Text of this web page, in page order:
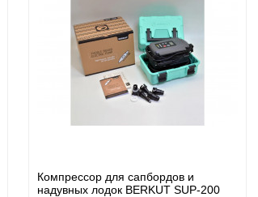
Компрессор для сапбордов и
надувных лодок BERKUT SUP-200